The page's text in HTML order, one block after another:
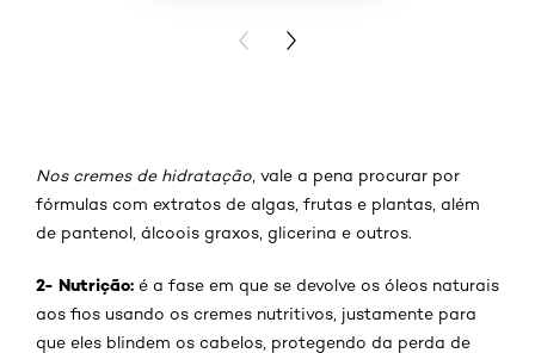
PREVIOUS CARD
NEXT CARD
Nos cremes de hidratação , vale a pena procurar por
fórmulas com extratos de algas, frutas e plantas, além
de pantenol, álcoois graxos, glicerina e outros.
2- Nutrição: é a fase em que se devolve os óleos naturais
aos fios usando os cremes nutritivos, justamente para
que eles blindem os cabelos, protegendo da perda de